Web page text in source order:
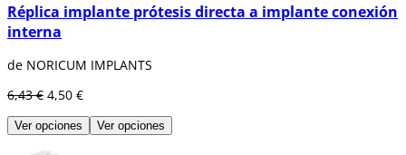
Réplica implante prótesis directa a implante conexión
interna
de NORICUM IMPLANTS
6,43 € 4,50 €
Ver opciones Ver opciones